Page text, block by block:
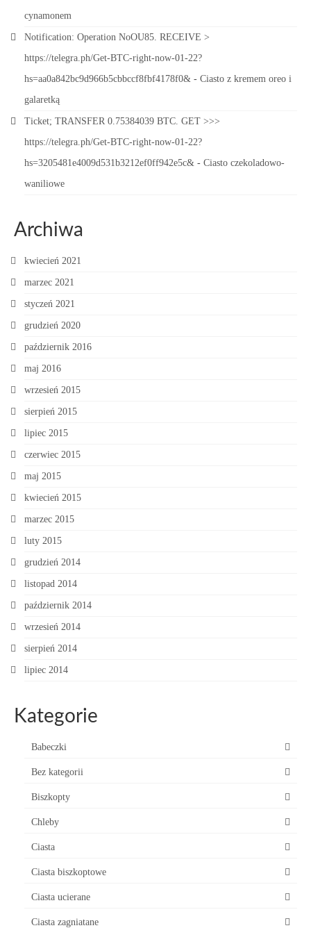
cynamonem
Notification: Operation NoOU85. RECEIVE >
https://telegra.ph/Get-BTC-right-now-01-22?
hs=aa0a842bc9d966b5cbbccf8fbf4178f0& - Ciasto z kremem oreo i
galaretką
Ticket; TRANSFER 0.75384039 BTC. GET >>>
https://telegra.ph/Get-BTC-right-now-01-22?
hs=3205481e4009d531b3212ef0ff942e5c& - Ciasto czekoladowo-
waniliowe
Archiwa
kwiecień 2021
marzec 2021
styczeń 2021
grudzień 2020
październik 2016
maj 2016
wrzesień 2015
sierpień 2015
lipiec 2015
czerwiec 2015
maj 2015
kwiecień 2015
marzec 2015
luty 2015
grudzień 2014
listopad 2014
październik 2014
wrzesień 2014
sierpień 2014
lipiec 2014
Kategorie
Babeczki
Bez kategorii
Biszkopty
Chleby
Ciasta
Ciasta biszkoptowe
Ciasta ucierane
Ciasta zagniatane